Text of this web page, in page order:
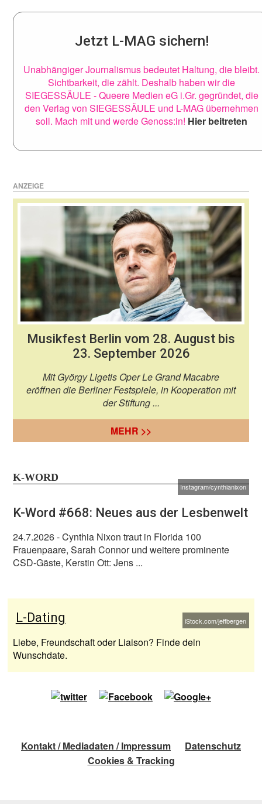
Jetzt L-MAG sichern!
Unabhängiger Journalismus bedeutet Haltung, die bleibt.
Sichtbarkeit, die zählt. Deshalb haben wir die
SIEGESSÄULE - Queere Medien eG i.Gr. gegründet, die
den Verlag von SIEGESSÄULE und L-MAG übernehmen
soll. Mach mit und werde Genoss:in! Hier beitreten
ANZEIGE
Musikfest Berlin vom 28. August bis
23. September 2026
Mit György Ligetis Oper Le Grand Macabre
eröffnen die Berliner Festspiele, in Kooperation mit
der Stiftung ...
MEHR >>
K-WORD
Instagram/cynthianixon
K-Word #668: Neues aus der Lesbenwelt
24.7.2026- Cynthia Nixon traut in Florida 100
Frauenpaare, Sarah Connor und weitere prominente
CSD-Gäste, Kerstin Ott: Jens ...
L-Dating iStock.com/jeffbergen
Liebe, Freundschaft oder Liaison? Finde dein
Wunschdate.
Kontakt / Mediadaten / Impressum
Datenschutz
Cookies & Tracking